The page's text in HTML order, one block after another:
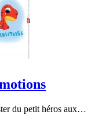
du petit héros aux…